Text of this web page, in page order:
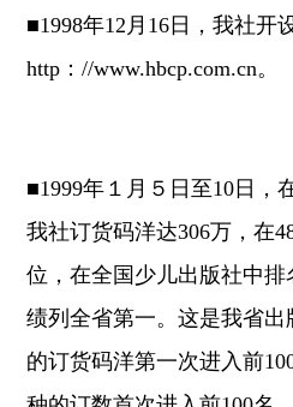
■1998年12月16日，我社开
http：//www.hbcp.com.cn。
■1999年１月５日至10日，
我社订货码洋达306万，在
位，在全国少儿出版社中
绩列全省第一。这是我省
的订货码洋第一次进入前